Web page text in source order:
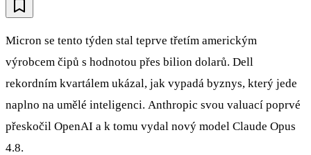
Micron se tento týden stal teprve třetím americkým
výrobcem čipů s hodnotou přes bilion dolarů. Dell
rekordním kvartálem ukázal, jak vypadá byznys, který jede
naplno na umělé inteligenci. Anthropic svou valuací poprvé
přeskočil OpenAI a k tomu vydal nový model Claude Opus
4.8.